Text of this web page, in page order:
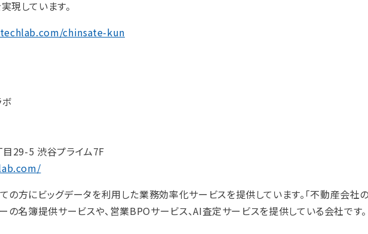
現しています。
chinsate-kun
目29-5 渋谷プライム7F
の方にビッグデータを利用した業務効率化サービスを提供しています。「不動産会社
の名簿提供サービスや、営業BPOサービス、AI査定サービスを提供している会社です。